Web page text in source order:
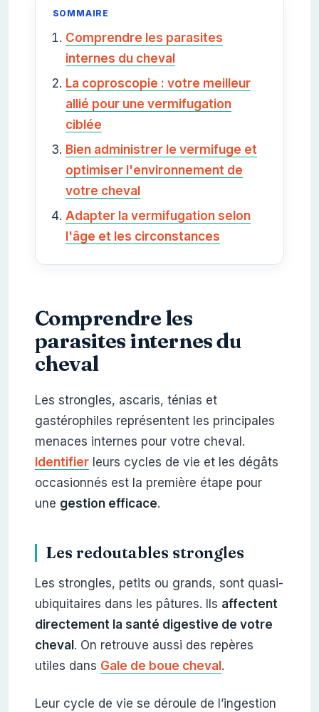
SOMMAIRE
Comprendre les parasites
internes du cheval
La coproscopie : votre meilleur
allié pour une vermifugation
ciblée
Bien administrer le vermifuge et
optimiser l'environnement de
votre cheval
Adapter la vermifugation selon
l'âge et les circonstances
Comprendre les
parasites internes du
cheval
Les strongles, ascaris, ténias et
gastérophiles représentent les principales
menaces internes pour votre cheval.
Identifierleurs cycles de vie et les dégâts
occasionnés est la première étape pour
une gestion efficace.
Les redoutables strongles
Les strongles, petits ou grands, sont quasi-
ubiquitaires dans les pâtures. Ils affectent
directement la santé digestive de votre
cheval . On retrouve aussi des repères
utiles dans Gale de boue cheval .
Leur cycle de vie se déroule de l’ingestion